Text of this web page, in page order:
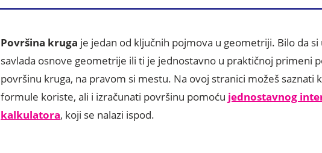
Površina kruga je jedan od ključnih pojmova u geometriji. Bilo da si
savlada osnove geometrije ili ti je jednostavno u praktičnoj primeni
površinu kruga, na pravom si mestu. Na ovoj stranici možeš saznati
formule koriste, ali i izračunati površinu pomoću jednostavnog
kalkulatora, koji se nalazi ispod.